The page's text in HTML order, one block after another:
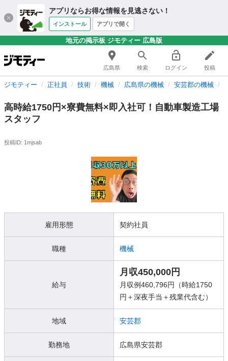
アプリならお得な情報を見逃さない！
インストール アプリで開く
地元の掲示板 ジモティー 広島版
広島県 検索 ログイン 投稿
ジモティー 正社員 技術 機械 広島県の機械 安芸郡の機械
高時給1750円×寮費無料×即入社可！自動車製造工場
スタッフ
投稿ID: 1mjsab
雇用形態 契約社員
職種 機械
給与
月収450,000円
月収例460,796円（時給1750
円＋深夜手当＋残業代含む）
地域 安芸郡
勤務地 広島県安芸郡